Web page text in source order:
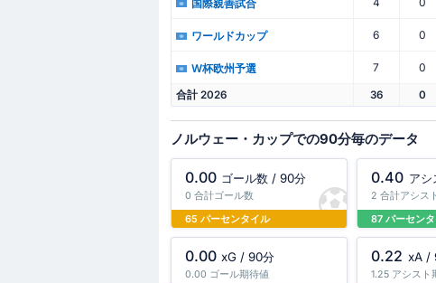
国際親善試合
ワールドカップ 6 0
W杯欧州予選 7 0
合計 2026 36 0
ノルウェー・カップでの90分毎のデータ
0.00 ゴール数 / 90分
0 合計ゴール数
65 パーセンタイル
0.40 ア
2 合計アシス
87 パーセン
0.00 xG / 90分
0.00 ゴール期待値
0.22 xA /
1.25 アシスト